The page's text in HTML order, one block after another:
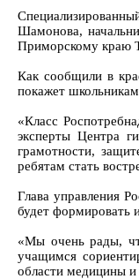
Шамонова,
Приморскому краю
Как сообщили в
покажет
«Класс
эксперты Центра
грамотности,
ребятам стать
Глава управления
будет формировать
«Мы очень рады,
учащимся
области медицины и